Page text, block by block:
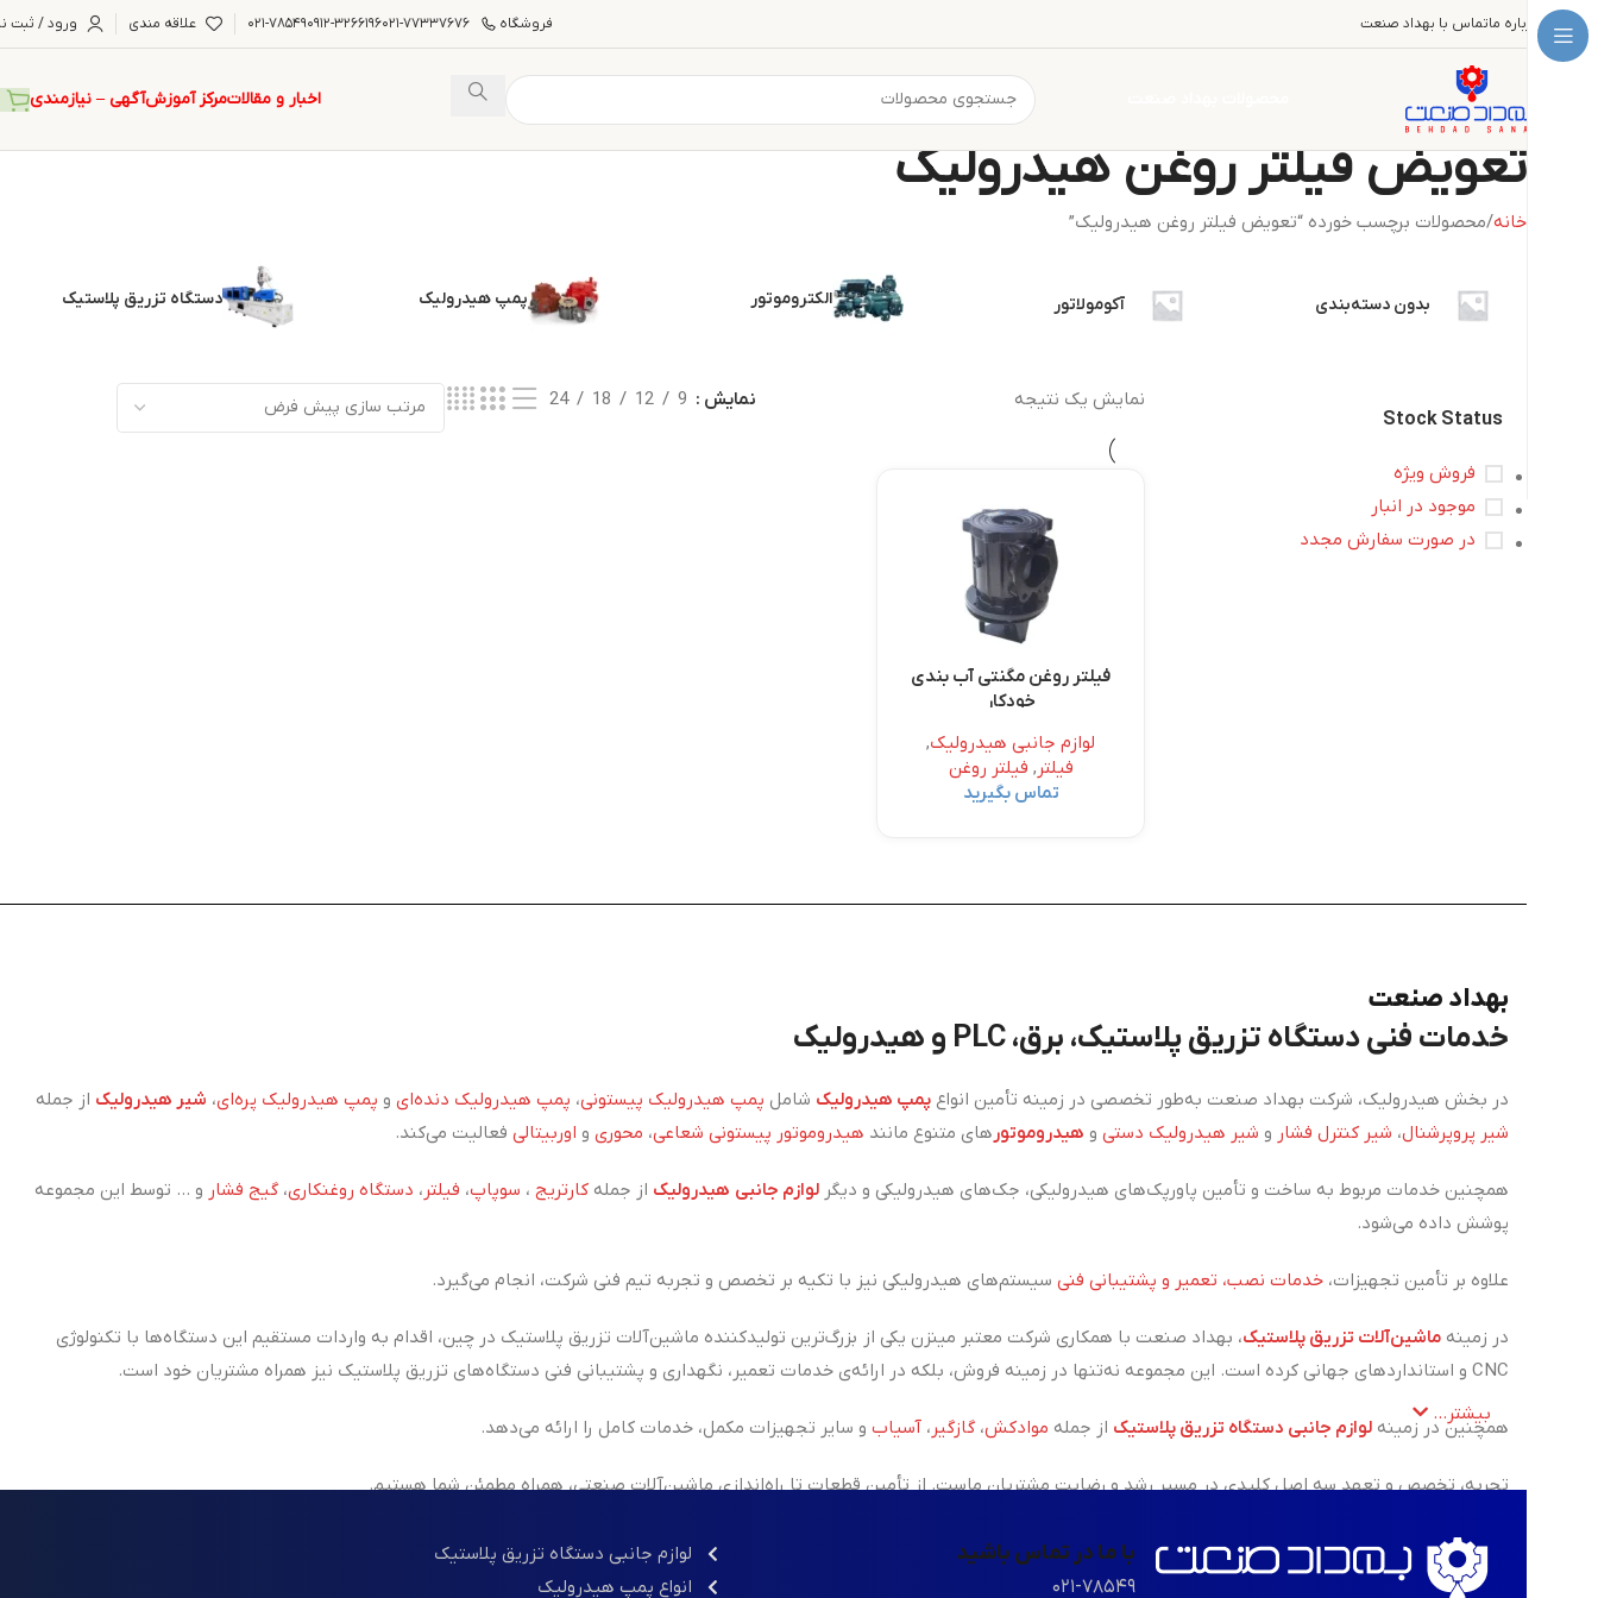
درباره ماتماس با بهداد صنعت فروشگاه ۰۲۱-۷۷۳۳۷۶۷۶۰۹۱۲-۳۲۶۶۱۹۶۰۲۱-۷۸۵۴۹ علاقه مندی ورود / ثبت
اخبار و مقالاتمرکز آموزشآگهی – نیازمندی
تعویض فیلتر روغن هیدرولیک
خانه محصولات برچسب خورده “تعویض فیلتر روغن هیدرولیک”
بدون دسته‌بندی آکومولاتور الکتروموتور پمپ هیدرولیک دستگاه تزریق پلاستیک
Stock Status
فروش ویژه
موجود در انبار
در صورت سفارش مجدد
نمایش یک نتیجه نمایش 9
12
18
24
فیلتر روغن مگنتی آب بندی
خودکار
لوازم جانبی هیدرولیک,
فیلتر , فیلتر روغن
تماس بگیرید
بهداد صنعت
خدمات فنی دستگاه تزریق پلاستیک، برق، PLC و هیدرولیک
در بخش هیدرولیک، شرکت بهداد صنعت به‌طور تخصصی در زمینه تأمین انواع پمپ هیدرولیک شامل پمپ هیدرولیک پیستونی، پمپ هیدرولیک دنده‌ای و پمپ هیدرولیک پره‌ای، شیر هیدرولیک از جمله
شیر پروپرشنال، شیر کنترل فشار و شیر هیدرولیک دستی و هیدروموتور های متنوع مانند هیدروموتور پیستونی شعاعی، محوری و اوربیتالی فعالیت می‌کند.
همچنین خدمات مربوط به ساخت و تأمین پاورپک‌های هیدرولیکی، جک‌های هیدرولیکی و دیگر لوازم جانبی هیدرولیک از جمله کارتریج ، سوپاپ، فیلتر ، دستگاه روغنکاری، گیج فشار و ... توسط این مجموعه
پوشش داده می‌شود.
علاوه بر تأمین تجهیزات، خدمات نصب، تعمیر و پشتیبانی فنی سیستم‌های هیدرولیکی نیز با تکیه بر تخصص و تجربه تیم فنی شرکت، انجام می‌گیرد.
در زمینه ماشین‌آلات تزریق پلاستیک، بهداد صنعت با همکاری شرکت معتبر مینزن یکی از بزرگ‌ترین تولیدکننده ماشین‌آلات تزریق پلاستیک در چین، اقدام به واردات مستقیم این دستگاه‌ها با تکنولوژی
CNC و استانداردهای جهانی کرده است. این مجموعه نه‌تنها در زمینه فروش، بلکه در ارائه‌ی خدمات تعمیر، نگهداری و پشتیبانی فنی دستگاه‌های تزریق پلاستیک نیز همراه مشتریان خود است.
همچنین در زمینه لوازم جانبی دستگاه تزریق پلاستیک از جمله موادکش، گازگیر ، آسیاب و سایر تجهیزات مکمل، خدمات کامل را ارائه می‌دهد.
تجربه، تخصص و تعهد سه اصل کلیدی در مسیر رشد و رضایت مشتریان ماست. از تأمین قطعات تا راه‌اندازی ماشین‌آلات صنعتی، همراه مطمئن شما هستیم.
بیشتر...
با ما در تماس باشید
۰۲۱-۷۸۵۴۹
لوازم جانبی دستگاه تزریق پلاستیک
انواع پمپ هیدرولیک